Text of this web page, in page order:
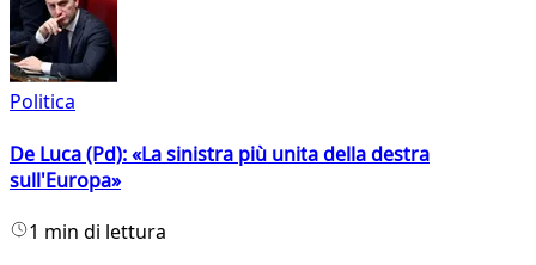
Politica
De Luca (Pd): «La sinistra più unita della destra
sull'Europa»
1 min di lettura